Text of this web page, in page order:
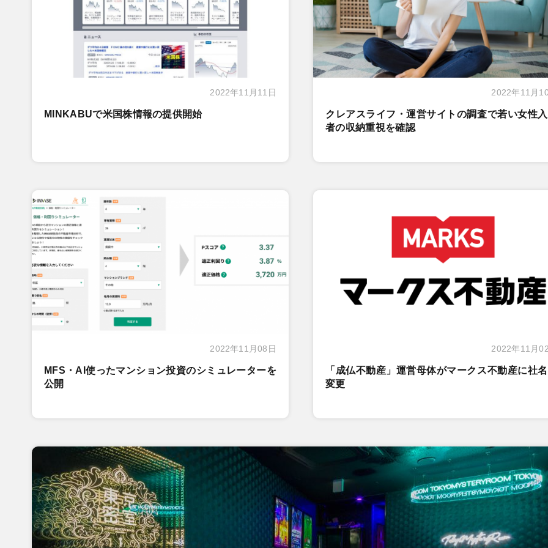
2022年11月11日
MINKABUで米国株情報の提供開始
2022年11月
クレアスライフ・運営サイトの調査で若い女性
者の収納重視を確認
2022年11月08日
MFS・AI使ったマンション投資のシミュレーターを
公開
2022年11月
「成仏不動産」運営母体がマークス不動産に社
変更